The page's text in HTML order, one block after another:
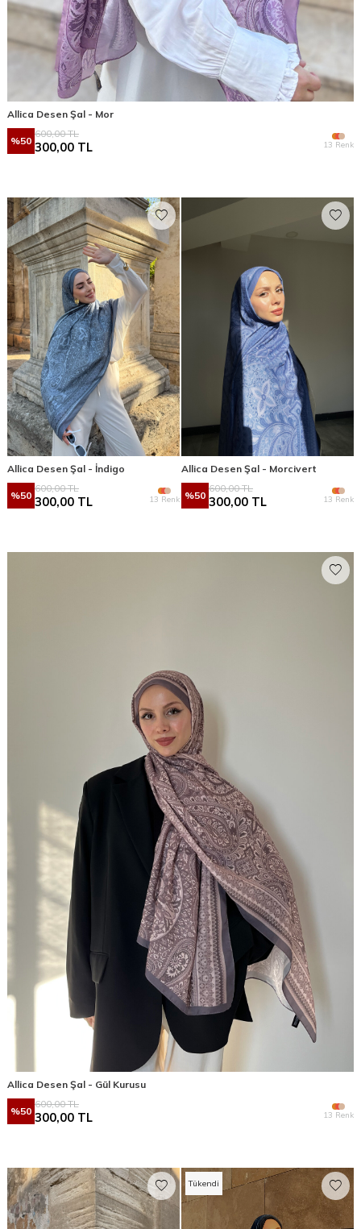
Allica Desen Şal - Mor
%50
600,00TL
300,00 TL 13 Renk
Allica Desen Şal - İndigo
%50
600,00TL
300,00 TL 13 Renk
Allica Desen Şal - Morcivert
%50
600,00TL
300,00 TL 13 Renk
Allica Desen Şal - Gül Kurusu
%50
600,00TL
300,00 TL 13 Renk
Tükendi